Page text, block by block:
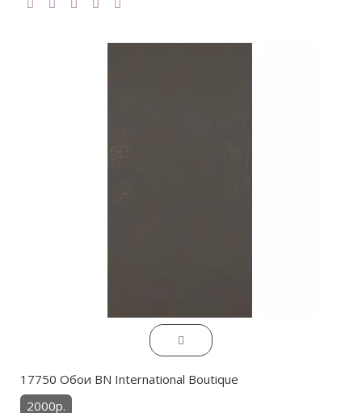
17750 Обои BN International Boutique
2000р.